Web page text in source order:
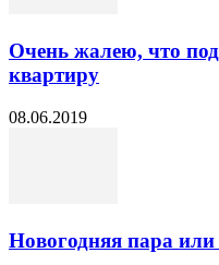
Очень жалею, что
квартиру
08.06.2019
Новогодняя пара